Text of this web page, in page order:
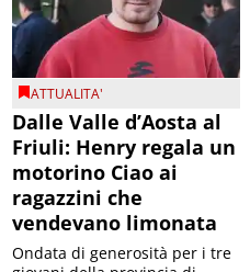
ATTUALITA'
Dalle Valle d’Aosta al
Friuli: Henry regala un
motorino Ciao ai
ragazzini che
vendevano limonata
Ondata di generosità per i tre